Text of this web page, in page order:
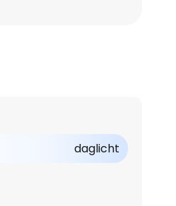
daglicht